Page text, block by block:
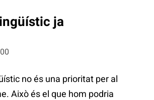
ja
no és una prioritat per al
Això és el que hom podria